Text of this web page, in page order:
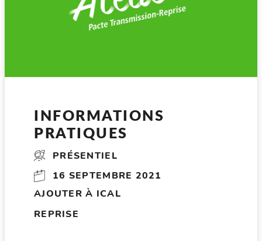
INFORMATIONS
PRATIQUES
PRÉSENTIEL
16 SEPTEMBRE 2021
AJOUTER À ICAL
REPRISE